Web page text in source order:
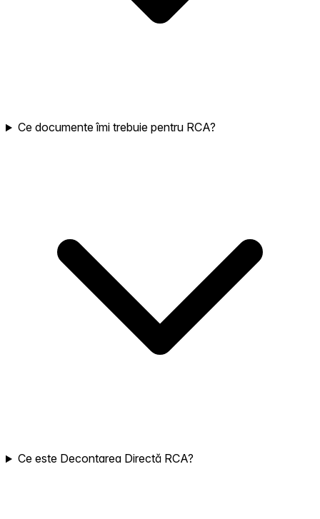
Ce documente îmi trebuie pentru RCA?
Ce este Decontarea Directă RCA?